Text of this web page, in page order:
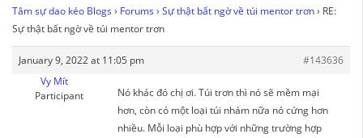
Tâm sự dao kéo Blogs › Forums › Sự thật bất ngờ về túi mentor trơn› RE:
Sự thật bất ngờ về túi mentor trơn
January 9, 2022 at 11:05 pm
#143636
Vy Mít
Participant
Nó khác đó chị ơi. Túi trơn thì nó sẽ mềm mại
hơn, còn có một loại túi nhám nữa nó cứng hơn
nhiều. Mỗi loại phù hợp với những trường hợp